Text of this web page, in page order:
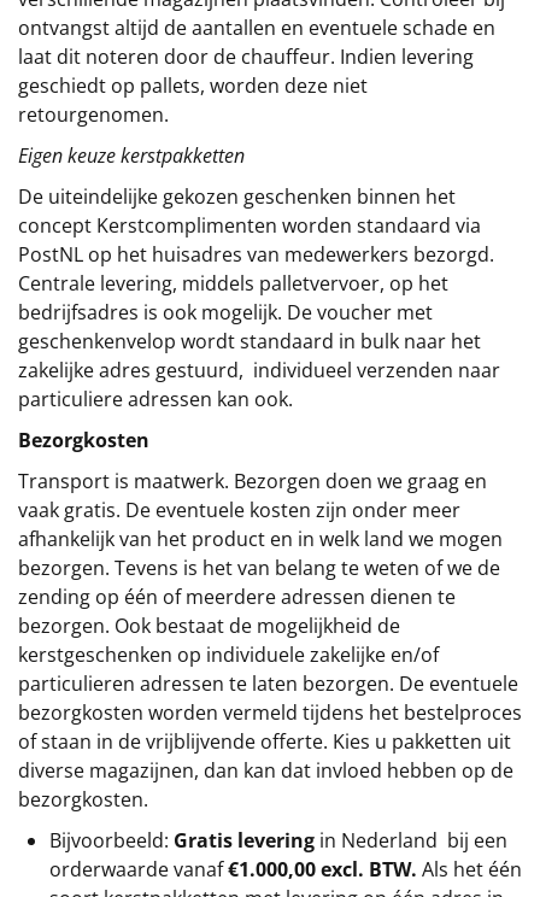
ontvangst altijd de aantallen en eventuele schade en
laat dit noteren door de chauffeur. Indien levering
geschiedt op pallets, worden deze niet
retourgenomen.
Eigen keuze kerstpakketten
De uiteindelijke gekozen geschenken binnen het
concept Kerstcomplimenten worden standaard via
PostNL op het huisadres van medewerkers bezorgd.
Centrale levering, middels palletvervoer, op het
bedrijfsadres is ook mogelijk. De voucher met
geschenkenvelop wordt standaard in bulk naar het
zakelijke adres gestuurd, individueel verzenden naar
particuliere adressen kan ook.
Bezorgkosten
Transport is maatwerk. Bezorgen doen we graag en
vaak gratis. De eventuele kosten zijn onder meer
afhankelijk van het product en in welk land we mogen
bezorgen. Tevens is het van belang te weten of we de
zending op één of meerdere adressen dienen te
bezorgen. Ook bestaat de mogelijkheid de
kerstgeschenken op individuele zakelijke en/of
particulieren adressen te laten bezorgen. De eventuele
bezorgkosten worden vermeld tijdens het bestelproces
of staan in de vrijblijvende offerte. Kies u pakketten uit
diverse magazijnen, dan kan dat invloed hebben op de
bezorgkosten.
Bijvoorbeeld: Gratis levering in Nederland bij een
orderwaarde vanaf€1.000,00 excl. BTW. Als het één